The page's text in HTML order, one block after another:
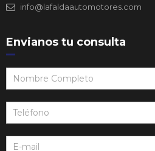
info@lafaldaautomotores.com
Envianos tu consulta
Consulta
Web: